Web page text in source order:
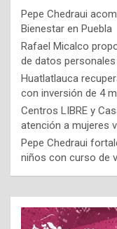
Pepe Chedraui
Bienestar en Puebla
Rafael Micalco
de datos personales
Huatlatlauca
con inversión de 4
Centros LIBRE y
atención a mujeres
Pepe Chedraui
niños con curso de